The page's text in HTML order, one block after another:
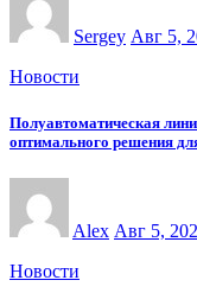
Sergey Авг 5,
Новости
Полуавтоматическая
оптимального решения
Alex Авг 5,
Новости